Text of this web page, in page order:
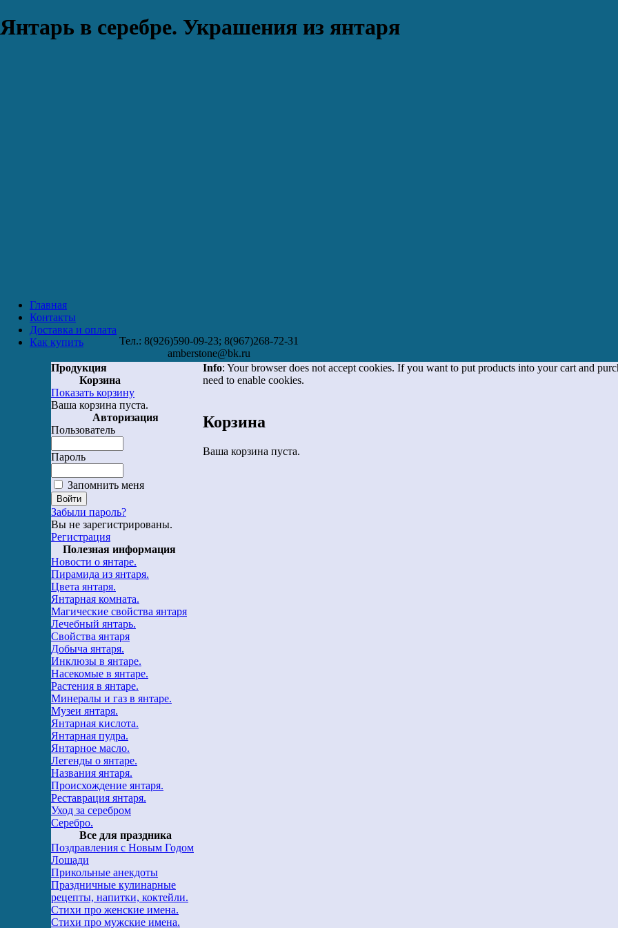
Янтарь в серебре. Украшения из янтаря
Главная
Контакты
Доставка и оплата
Как купить
Тел.: 8(926)590-09-23; 8(967)268-72-31
amberstone@bk.ru
Продукция
Корзина
Показать корзину
Ваша корзина пуста.
Авторизация
Пользователь
Пароль
Запомнить меня
Забыли пароль?
Вы не зарегистрированы.
Регистрация
Полезная информация
Новости о янтаре.
Пирамида из янтаря.
Цвета янтаря.
Янтарная комната.
Магические свойства янтаря
Лечебный янтарь.
Свойства янтаря
Добыча янтаря.
Инклюзы в янтаре.
Насекомые в янтаре.
Растения в янтаре.
Минералы и газ в янтаре.
Музеи янтаря.
Янтарная кислота.
Янтарная пудра.
Янтарное масло.
Легенды о янтаре.
Названия янтаря.
Происхождение янтаря.
Реставрация янтаря.
Уход за серебром
Серебро.
Все для праздника
Поздравления с Новым Годом
Лошади
Прикольные анекдоты
Праздничные кулинарные
рецепты, напитки, коктейли.
Стихи про женские имена.
Стихи про мужские имена.
Info: Your browser does not accept cookies. If you want to put products into your cart and
need to enable cookies.
Корзина
Ваша корзина пуста.